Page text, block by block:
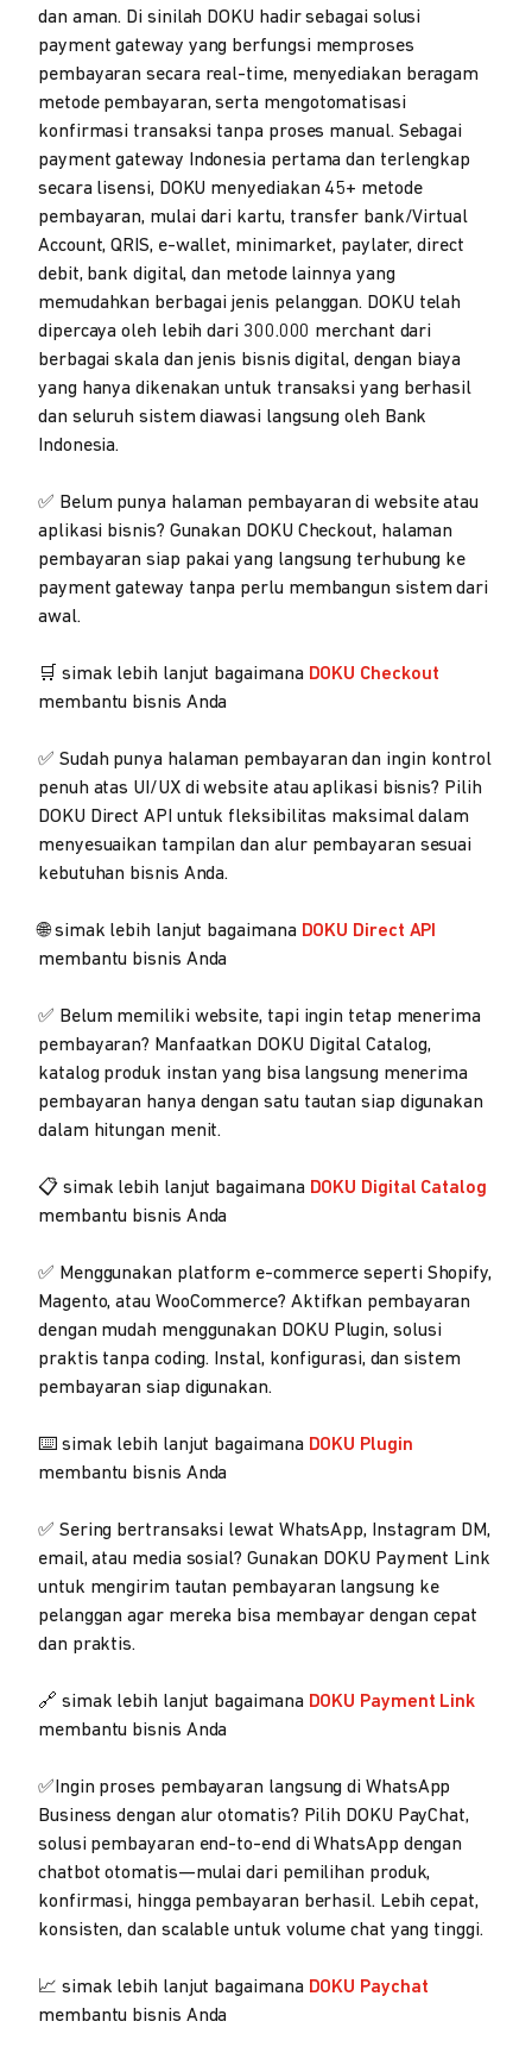
dan aman. Di sinilah DOKU hadir sebagai solusi
payment gateway yang berfungsi memproses
pembayaran secara real-time, menyediakan beragam
metode pembayaran, serta mengotomatisasi
konfirmasi transaksi tanpa proses manual. Sebagai
payment gateway Indonesia pertama dan terlengkap
secara lisensi, DOKU menyediakan 45+ metode
pembayaran, mulai dari kartu, transfer bank/Virtual
Account, QRIS, e-wallet, minimarket, paylater, direct
debit, bank digital, dan metode lainnya yang
memudahkan berbagai jenis pelanggan. DOKU telah
dipercaya oleh lebih dari 300.000 merchant dari
berbagai skala dan jenis bisnis digital, dengan biaya
yang hanya dikenakan untuk transaksi yang berhasil
dan seluruh sistem diawasi langsung oleh Bank
Indonesia.
✅ Belum punya halaman pembayaran di website atau
aplikasi bisnis? Gunakan DOKU Checkout, halaman
pembayaran siap pakai yang langsung terhubung ke
payment gateway tanpa perlu membangun sistem dari
awal.
🛒 simak lebih lanjut bagaimana DOKU Checkout
membantu bisnis Anda
✅ Sudah punya halaman pembayaran dan ingin kontrol
penuh atas UI/UX di website atau aplikasi bisnis? Pilih
DOKU Direct API untuk fleksibilitas maksimal dalam
menyesuaikan tampilan dan alur pembayaran sesuai
kebutuhan bisnis Anda.
🌐 simak lebih lanjut bagaimana DOKU Direct API
membantu bisnis Anda
✅ Belum memiliki website, tapi ingin tetap menerima
pembayaran? Manfaatkan DOKU Digital Catalog,
katalog produk instan yang bisa langsung menerima
pembayaran hanya dengan satu tautan siap digunakan
dalam hitungan menit.
📋 simak lebih lanjut bagaimana DOKU Digital Catalog
membantu bisnis Anda
✅ Menggunakan platform e-commerce seperti Shopify,
Magento, atau WooCommerce? Aktifkan pembayaran
dengan mudah menggunakan DOKU Plugin, solusi
praktis tanpa coding. Instal, konfigurasi, dan sistem
pembayaran siap digunakan.
⌨️ simak lebih lanjut bagaimana DOKU Plugin
membantu bisnis Anda
✅ Sering bertransaksi lewat WhatsApp, Instagram DM,
email, atau media sosial? Gunakan DOKU Payment Link
untuk mengirim tautan pembayaran langsung ke
pelanggan agar mereka bisa membayar dengan cepat
dan praktis.
🔗 simak lebih lanjut bagaimana DOKU Payment Link
membantu bisnis Anda
✅Ingin proses pembayaran langsung di WhatsApp
Business dengan alur otomatis? Pilih DOKU PayChat,
solusi pembayaran end-to-end di WhatsApp dengan
chatbot otomatis—mulai dari pemilihan produk,
konfirmasi, hingga pembayaran berhasil. Lebih cepat,
konsisten, dan scalable untuk volume chat yang tinggi.
📈 simak lebih lanjut bagaimana DOKU Paychat
membantu bisnis Anda